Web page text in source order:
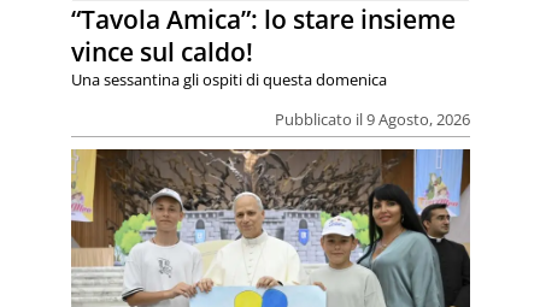
“Tavola Amica”: lo stare insieme
vince sul caldo!
Pubblicato il 9 Agosto, 2026
Una sessantina gli ospiti di questa domenica